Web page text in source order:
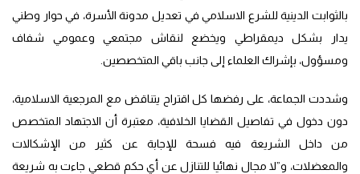
بالثوابت الدينية للشرع الاسلامي في تعديل مدونة الأسرة، في حوار وطني
يدار بشكل ديمقراطي ويخضع لنقاش مجتمعي وعمومي شفاف
ومسؤول، بإشراك العلماء إلى جانب باقي المتخصصين.
وشددت الجماعة، على رفضها كل اقتراح يتناقض مع المرجعية الاسلامية،
دون دخول في تفاصيل القضايا الخلافية، معتبرة أن الاجتهاد المتخصص
من داخل الشريعة فيه فسحة للإجابة عن كثير من الإشكالات
والمعضلات، و”لا مجال نهائيا للتنازل عن أي حكم قطعي جاءت به شريعة